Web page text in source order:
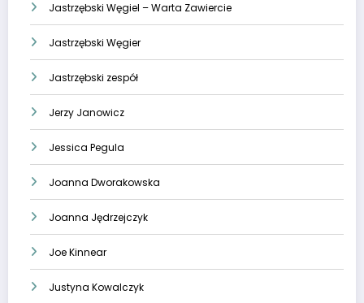
Jastrzębski Węgiel – Warta Zawiercie
Jastrzębski Węgier
Jastrzębski zespół
Jerzy Janowicz
Jessica Pegula
Joanna Dworakowska
Joanna Jędrzejczyk
Joe Kinnear
Justyna Kowalczyk